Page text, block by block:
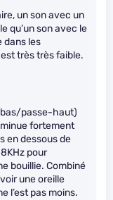
un son avec un
qu’un son avec le
dans les
très très faible.
bas/passe-haut)
fortement
en dessous de
pour
bouillie. Combiné
une oreille
l’est pas moins.